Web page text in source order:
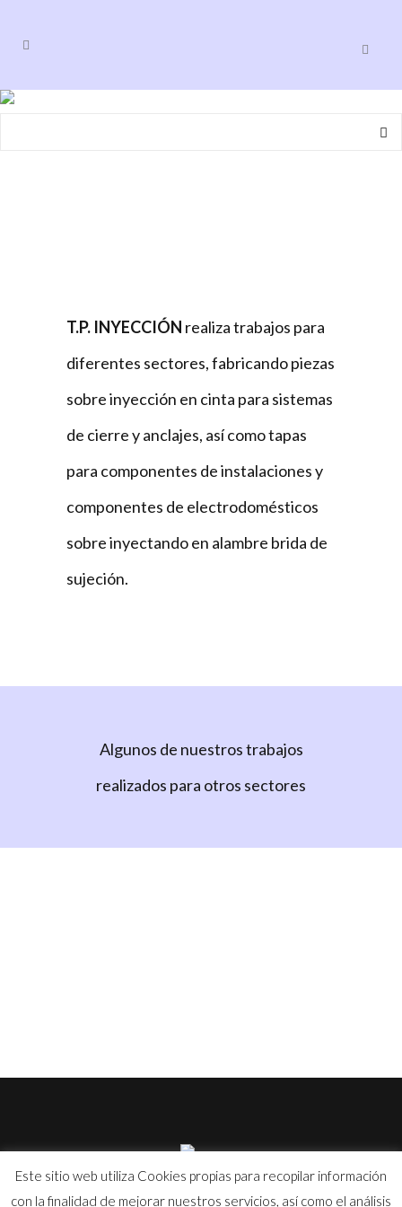
T.P. INYECCIÓN realiza trabajos para
diferentes sectores, fabricando piezas
sobre inyección en cinta para sistemas
de cierre y anclajes, así como tapas
para componentes de instalaciones y
componentes de electrodomésticos
sobre inyectando en alambre brida de
sujeción.
Algunos de nuestros trabajos
realizados para otros sectores
Este sitio web utiliza Cookies propias para recopilar información
con la finalidad de mejorar nuestros servicios, así como el análisis